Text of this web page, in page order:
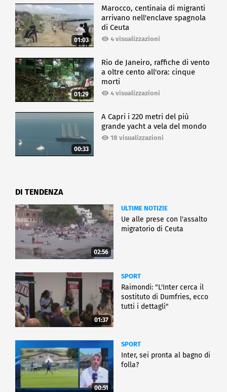
01:03
Marocco, centinaia di migranti
arrivano nell'enclave spagnola
di Ceuta
4 visualizzazioni
01:29
Rio de Janeiro, raffiche di vento
a oltre cento all'ora: cinque
morti
4 visualizzazioni
00:33
A Capri i 220 metri del più
grande yacht a vela del mondo
18 visualizzazioni
DI TENDENZA
02:56
ULTIME NOTIZIE
Ue alle prese con l'assalto
migratorio di Ceuta
01:37
SPORT
Raimondi: "L'Inter cerca il
sostituto di Dumfries, ecco
tutti i dettagli"
00:51
SPORT
Inter, sei pronta al bagno di
folla?